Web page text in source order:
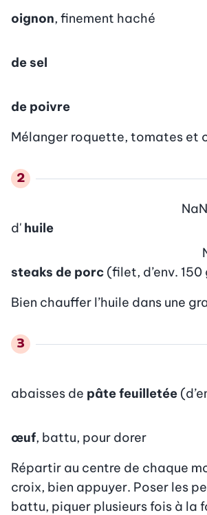
oignon, finement haché
de sel
de poivre
Mélanger roquette, tomates et
d' huile
NaN
steaks de porc (filet, d’env. 150
Bien chauffer l’huile dans une
abaisses de pâte feuilletée
œuf, battu, pour dorer
Répartir au centre de chaque
croix, bien appuyer. Poser les
battu, piquer plusieurs fois à la